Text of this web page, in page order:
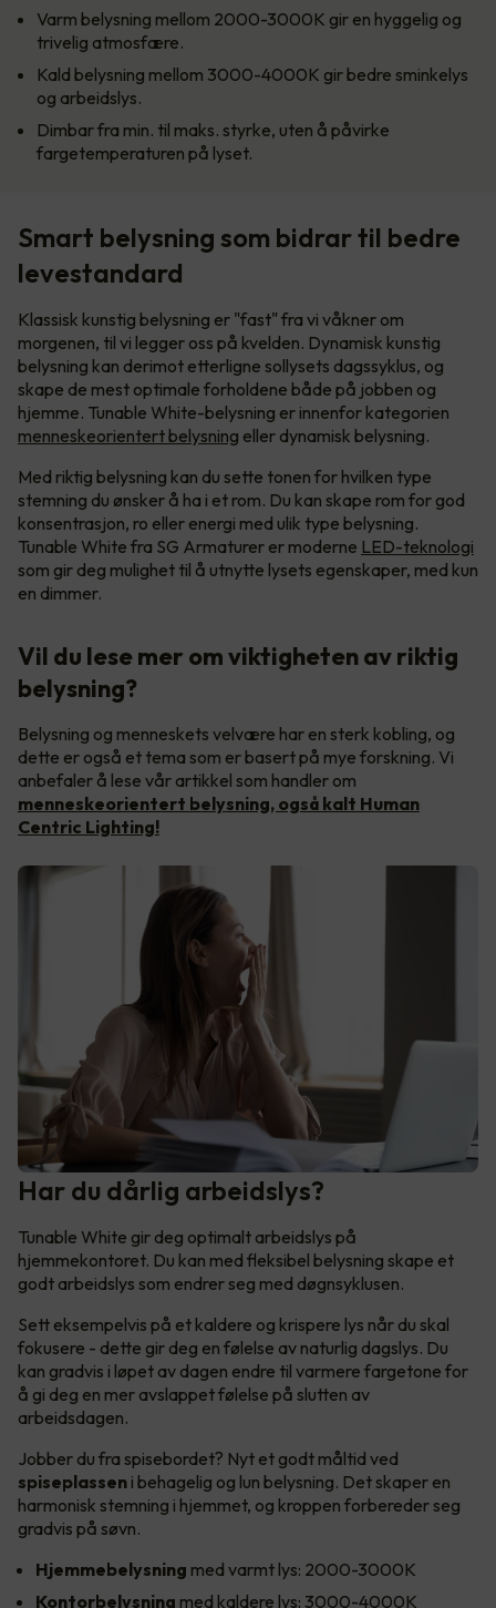
Varm belysning mellom 2000-3000K gir en hyggelig og
trivelig atmosfære.
Kald belysning mellom 3000-4000K gir bedre sminkelys
og arbeidslys.
Dimbar fra min. til maks. styrke, uten å påvirke
fargetemperaturen på lyset.
Smart belysning som bidrar til bedre
levestandard
Klassisk kunstig belysning er "fast" fra vi våkner om
morgenen, til vi legger oss på kvelden. Dynamisk kunstig
belysning kan derimot etterligne sollysets dagssyklus, og
skape de mest optimale forholdene både på jobben og
hjemme. Tunable White-belysning er innenfor kategorien
menneskeorientert belysning eller dynamisk belysning.
Med riktig belysning kan du sette tonen for hvilken type
stemning du ønsker å ha i et rom. Du kan skape rom for god
konsentrasjon, ro eller energi med ulik type belysning.
Tunable White fra SG Armaturer er moderne LED-teknologi
som gir deg mulighet til å utnytte lysets egenskaper, med kun
en dimmer.
Vil du lese mer om viktigheten av riktig
belysning?
Belysning og menneskets velvære har en sterk kobling, og
dette er også et tema som er basert på mye forskning. Vi
anbefaler å lese vår artikkel som handler om
menneskeorientert belysning, også kalt Human
Centric Lighting!
Har du dårlig arbeidslys?
Tunable White gir deg optimalt arbeidslys på
hjemmekontoret. Du kan med fleksibel belysning skape et
godt arbeidslys som endrer seg med døgnsyklusen.
Sett eksempelvis på et kaldere og krispere lys når du skal
fokusere - dette gir deg en følelse av naturlig dagslys. Du
kan gradvis i løpet av dagen endre til varmere fargetone for
å gi deg en mer avslappet følelse på slutten av
arbeidsdagen.
Jobber du fra spisebordet? Nyt et godt måltid ved
spiseplassen i behagelig og lun belysning. Det skaper en
harmonisk stemning i hjemmet, og kroppen forbereder seg
gradvis på søvn.
Hjemmebelysning med varmt lys: 2000-3000K
Kontorbelysning med kaldere lys: 3000-4000K